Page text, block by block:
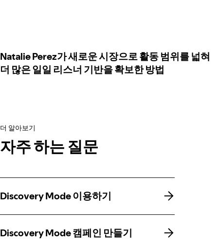
Natalie Perez가 새로운 시장으로 활동 범위를 넓혀
더 많은 일일 리스너 기반을 확보한 방법
더 알아보기
자주 하는 질문
Discovery Mode 이용하기
Discovery Mode 이용하기
Discovery Mode 캠페인 만들기
Discovery Mode 캠페인 만들기